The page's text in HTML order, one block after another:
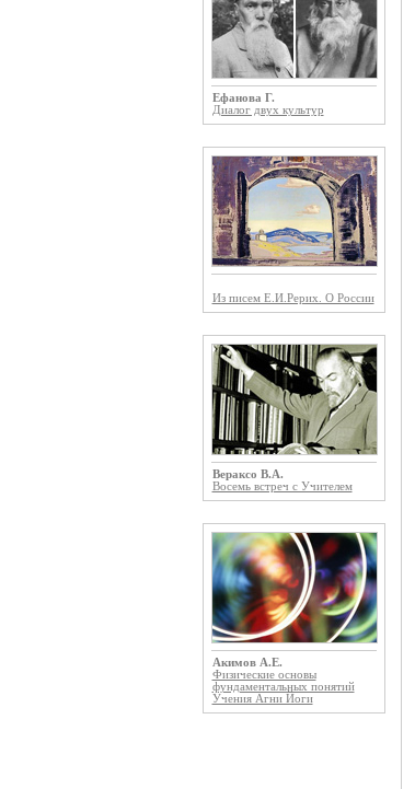
Ефанова Г.
Диалог двух культур
Из писем Е.И.Рерих. О России
Вераксо В.А.
Восемь встреч с Учителем
Акимов А.Е.
Физические основы
фундаментальных понятий
Учения Агни Йоги